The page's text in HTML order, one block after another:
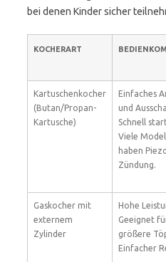
bei denen Kinder sicher
KOCHERART
Kartuschenkocher
(Butan/Propan-
Kartusche)
Einfaches
und
Schnell
Viele
haben
Zündung.
Gaskocher mit
externem
Zylinder
Hohe
Geeignet
größere
Einfacher